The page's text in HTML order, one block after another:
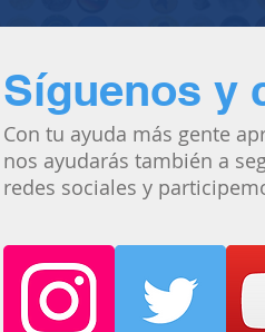
Síguenos y
Con tu ayuda más gente
nos ayudarás también a
redes sociales y